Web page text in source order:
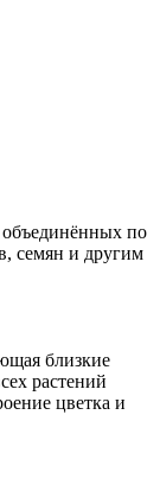
объединённых по
семян и другим
близкие
растений
цветка и